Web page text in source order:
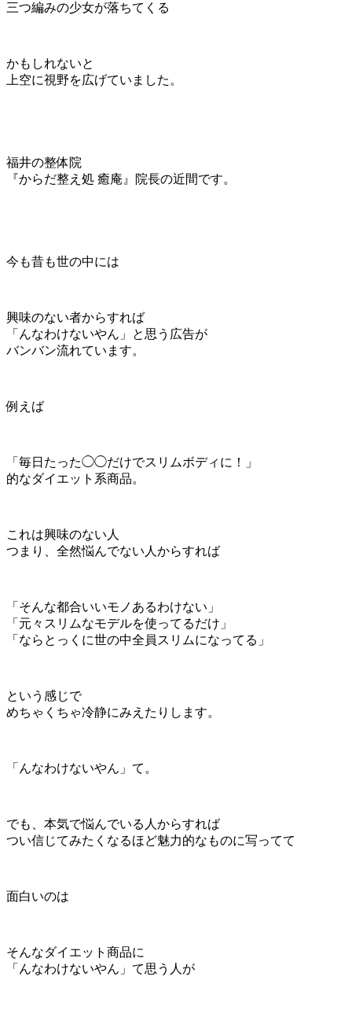
三つ編みの少女が落ちてくる
かもしれないと
上空に視野を広げていました。
福井の整体院
『からだ整え処 癒庵』院長の近間です。
今も昔も世の中には
興味のない者からすれば
「んなわけないやん」と思う広告が
バンバン流れています。
例えば
「毎日たった◯◯だけでスリムボディに！」
的なダイエット系商品。
これは興味のない人
つまり、全然悩んでない人からすれば
「そんな都合いいモノあるわけない」
「元々スリムなモデルを使ってるだけ」
「ならとっくに世の中全員スリムになってる」
という感じで
めちゃくちゃ冷静にみえたりします。
「んなわけないやん」て。
でも、本気で悩んでいる人からすれば
つい信じてみたくなるほど魅力的なものに写ってて
面白いのは
そんなダイエット商品に
「んなわけないやん」て思う人が